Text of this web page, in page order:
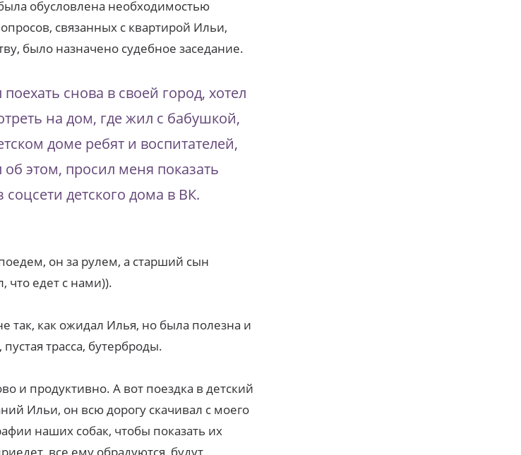
обусловлена необходимостью
связанных с квартирой Ильи,
было назначено судебное заседание.
снова в своей город, хотел
на дом, где жил с бабушкой,
доме ребят и воспитателей,
об этом, просил меня показать
детского дома в ВК.
он за рулем, а старший сын
что едет с нами)).
так, как ожидал Илья, но была полезна и
трасса, бутерброды.
и продуктивно. А вот поездка в детский
Ильи, он всю дорогу скачивал с моего
наших собак, чтобы показать их